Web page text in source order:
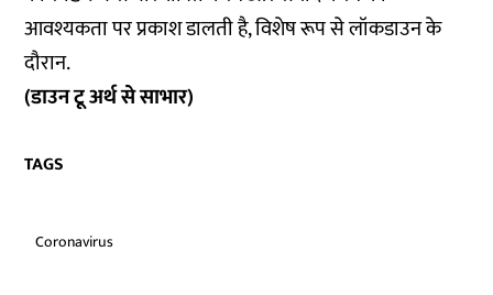
आवश्यकता पर प्रकाश डालती है, विशेष रूप से लॉकडाउन के
दौरान.
(डाउन टू अर्थ से साभार)
TAGS
Coronavirus